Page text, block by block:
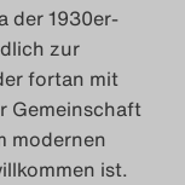
der 1930er-
zur
fortan mit
Gemeinschaft
modernen
ist.